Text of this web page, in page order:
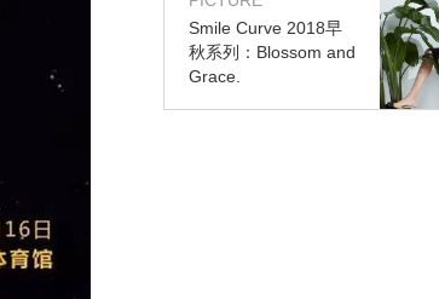
Smile Curve 2018早
秋系列：Blossom and
Grace.